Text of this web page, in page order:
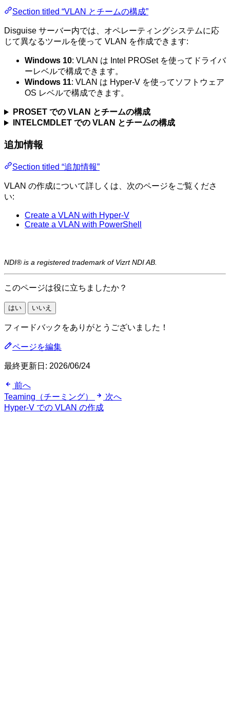
Section titled “VLAN とチームの構成”
Disguise サーバー内では、オペレーティングシステムに応
じて異なるツールを使って VLAN を作成できます:
Windows 10: VLAN は Intel PROSet を使ってドライバ
ーレベルで構成できます。
Windows 11: VLAN は Hyper-V を使ってソフトウェア
OS レベルで構成できます。
PROSET での VLAN とチームの構成
INTELCMDLET での VLAN とチームの構成
追加情報
Section titled “追加情報”
VLAN の作成について詳しくは、次のページをご覧くださ
い:
Create a VLAN with Hyper-V
Create a VLAN with PowerShell
NDI® is a registered trademark of Vizrt NDI AB.
このページは役に立ちましたか？
はい いいえ
フィードバックをありがとうございました！
ページを編集
最終更新日: 2026/06/24
前へ
Teaming（チーミング）
次へ
Hyper-V での VLAN の作成